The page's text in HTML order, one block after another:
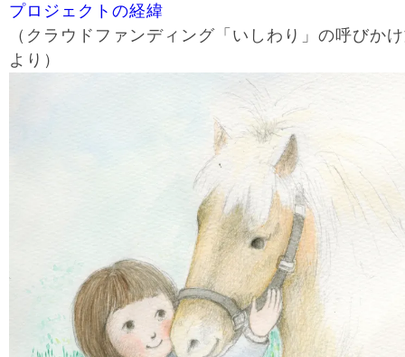
プロジェクトの経緯
（クラウドファンディング「いしわり」の呼びか
より）